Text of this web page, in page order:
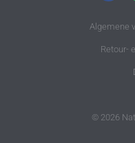
Algemene
Retour-
© 2026